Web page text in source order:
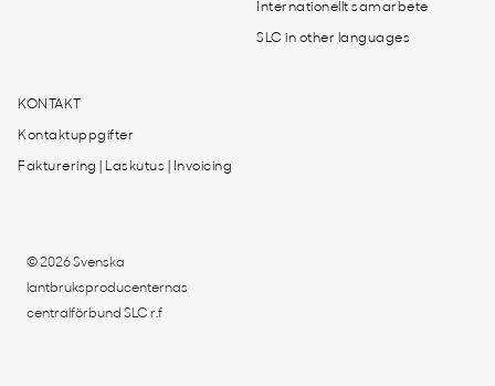
Internationellt samarbete
SLC in other languages
KONTAKT
Kontaktuppgifter
Fakturering | Laskutus | Invoicing
© 2026 Svenska
lantbruksproducenternas
centralförbund SLC r.f